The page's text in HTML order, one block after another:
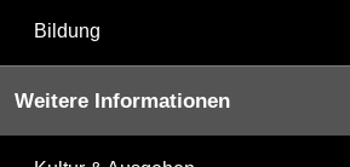
Bildung
Weitere Informationen